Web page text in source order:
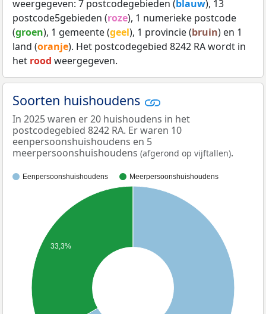
weergegeven: 7 postcodegebieden (blauw), 13
postcode5gebieden (roze), 1 numerieke postcode
(groen), 1 gemeente (geel), 1 provincie (bruin) en 1
land (oranje). Het postcodegebied 8242 RA wordt in
het rood weergegeven.
Soorten huishoudens
In 2025 waren er 20 huishoudens in het
postcodegebied 8242 RA. Er waren 10
eenpersoonshuishoudens en 5
meerpersoonshuishoudens (afgerond op vijftallen).
Eenpersoonshuishoudens Meerpersoonshuishoudens
33,3%